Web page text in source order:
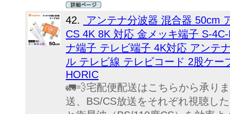
42.
アンテナ分波器 混合器 50cm
CS 4K 8K 対応 金メッキ端子 S-
ナ端子 テレビ端子 4K対応 アンテ
ル テレビ線 テレビコード 2股ケー
HORIC
🚛💨宅配便配送はこちらから承り
送、BS/CS放送をそれぞれ視聴し